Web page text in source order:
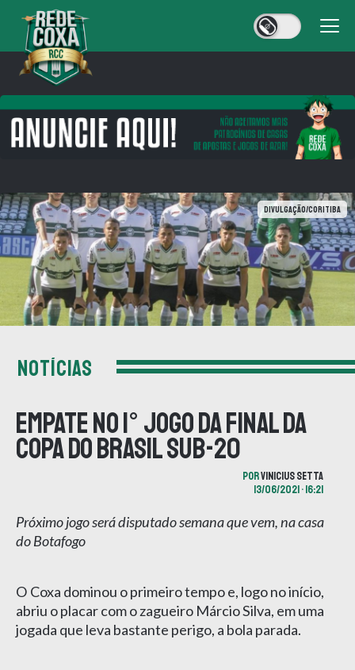
Divulgação/Coritiba
NOTÍCIAS
Empate no 1° jogo da Final da
Copa do Brasil Sub-20
PORVINICIUS SETTA
13/06/2021 • 16:21
Próximo jogo será disputado semana que vem, na casa
do Botafogo
O Coxa dominou o primeiro tempo e, logo no início,
abriu o placar com o zagueiro Márcio Silva, em uma
jogada que leva bastante perigo, a bola parada.